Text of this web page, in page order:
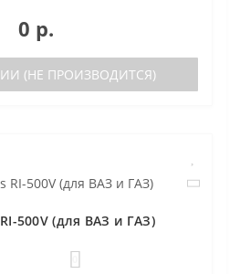
0 р.
(НЕ ПРОИЗВОДИТСЯ)
500V (для ВАЗ и ГАЗ)